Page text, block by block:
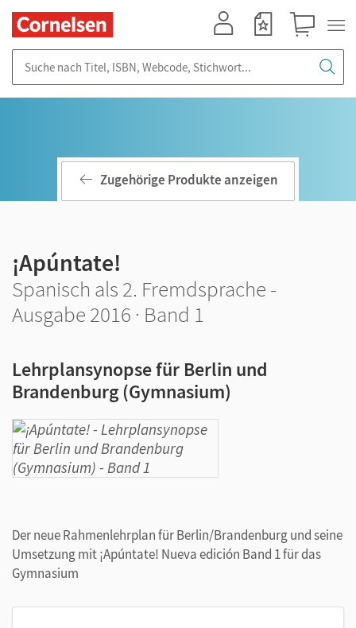
Zugehörige Produkte anzeigen
¡Apúntate!
Spanisch als 2. Fremdsprache -
Ausgabe 2016 · Band 1
Lehrplansynopse für Berlin und
Brandenburg (Gymnasium)
Der neue Rahmenlehrplan für Berlin/Brandenburg und seine
Umsetzung mit ¡Apúntate! Nueva edición Band 1 für das
Gymnasium